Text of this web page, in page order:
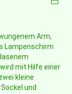
Arm,
Lampenschirm
mit Hilfe einer
kleine
und